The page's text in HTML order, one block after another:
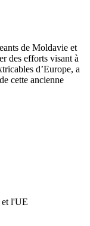
de Moldavie et
des efforts visant à
d’Europe, a
cette ancienne
et l'UE